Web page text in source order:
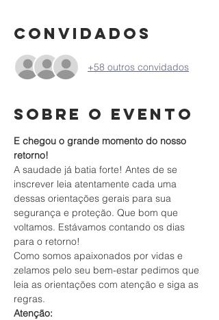
Convidados
+58 outros convidados
Sobre o evento
E chegou o grande momento do nosso
retorno!
A saudade já batia forte! Antes de se
inscrever leia atentamente cada uma
dessas orientações gerais para sua
segurança e proteção. Que bom que
voltamos. Estávamos contando os dias
para o retorno!
Como somos apaixonados por vidas e
zelamos pelo seu bem-estar pedimos que
leia as orientações com atenção e siga as
regras.
Atenção: